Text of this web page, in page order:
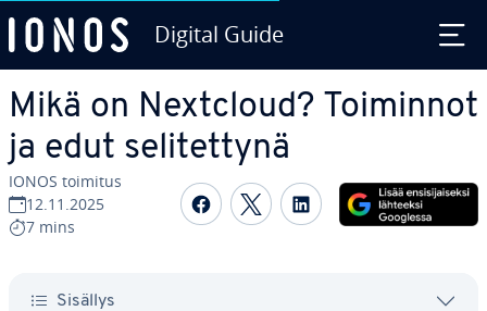
Digital Guide
Mikä on Nextcloud? Toiminnot
ja edut se­li­tet­ty­nä
IONOS toimitus
12.11.2025
7 mins
Jaa Face­boo­kis­sa
Jaa Twit­te­ris­sä
Jaa Lin­ke­dI­nis­sä
Sisällys